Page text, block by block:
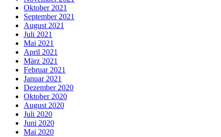
Oktober 2021
September 2021
August 2021
Juli 2021
Mai 2021
April 2021
März 2021
Februar 2021
Januar 2021
Dezember 2020
Oktober 2020
August 2020
Juli 2020
Juni 2020
Mai 2020